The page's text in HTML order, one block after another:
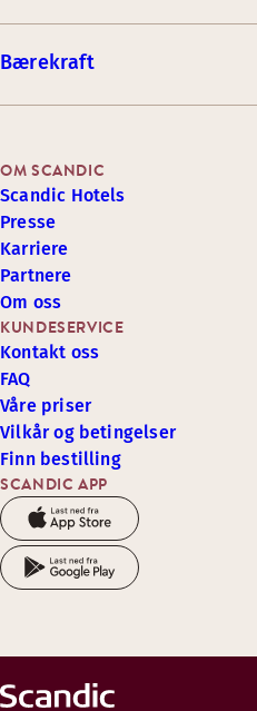
Bærekraft
SCANDIC APP
KUNDESERVICE
Kontakt oss
FAQ
Våre priser
Vilkår og betingelser
Finn bestilling
OM SCANDIC
Scandic Hotels
Presse
Karriere
Partnere
Om oss